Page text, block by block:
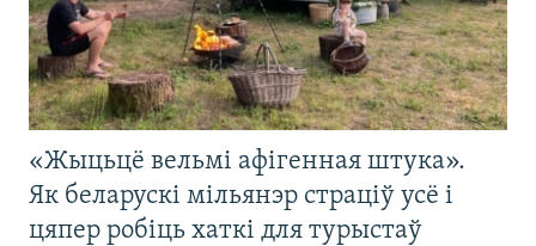
«Жыцьцё вельмі афігенная штука».
Як беларускі мільянэр страціў усё і
цяпер робіць хаткі для турыстаў